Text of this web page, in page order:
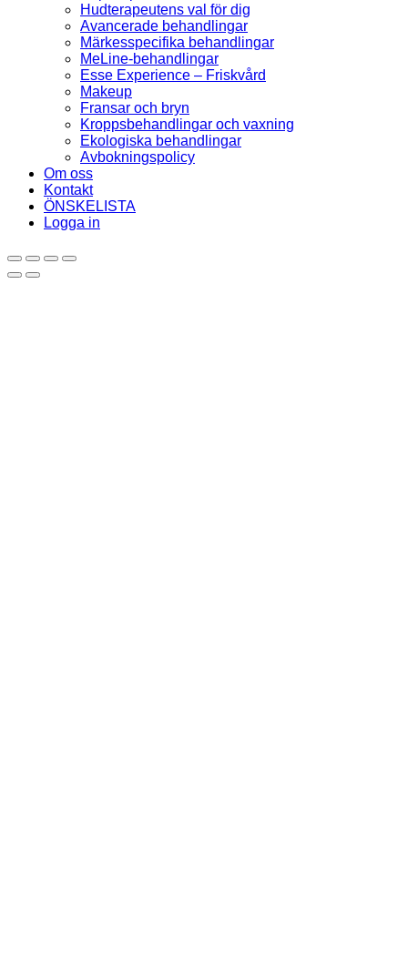
Hudterapeutens val för dig
Avancerade behandlingar
Märkesspecifika behandlingar
MeLine-behandlingar
Esse Experience – Friskvård
Makeup
Fransar och bryn
Kroppsbehandlingar och vaxning
Ekologiska behandlingar
Avbokningspolicy
Om oss
Kontakt
ÖNSKELISTA
Logga in